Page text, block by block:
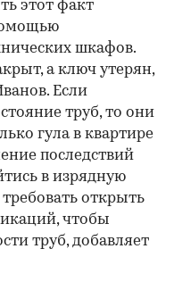
этот факт
шкафов.
а ключ утерян,
Если
труб, то они
гула в квартире
последствий
в изрядную
открыть
чтобы
труб, добавляет